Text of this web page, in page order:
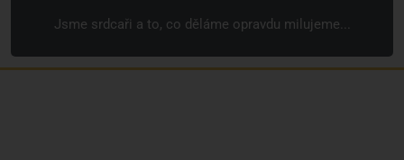
Jsme srdcaři a to, co děláme opravdu milujeme...